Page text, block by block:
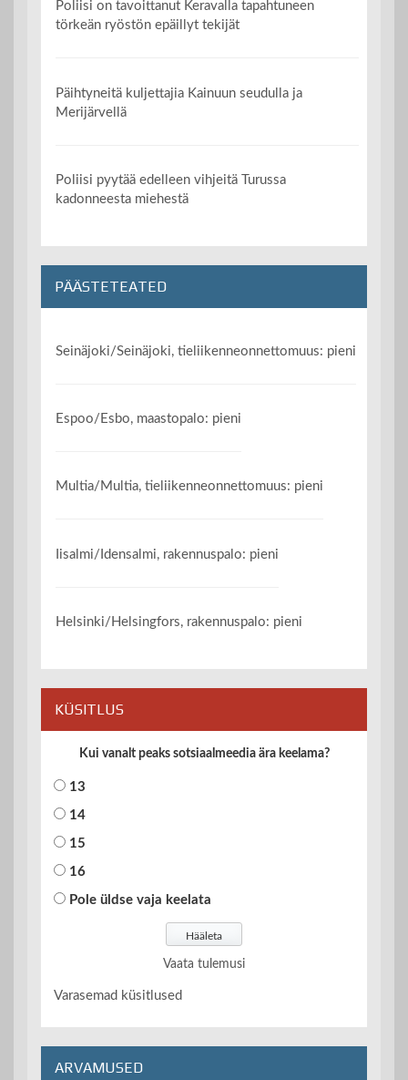
Poliisi on tavoittanut Keravalla tapahtuneen
törkeän ryöstön epäillyt tekijät
Päihtyneitä kuljettajia Kainuun seudulla ja
Merijärvellä
Poliisi pyytää edelleen vihjeitä Turussa
kadonneesta miehestä
PÄÄSTETEATED
Seinäjoki/Seinäjoki, tieliikenneonnettomuus: pieni
Espoo/Esbo, maastopalo: pieni
Multia/Multia, tieliikenneonnettomuus: pieni
Iisalmi/Idensalmi, rakennuspalo: pieni
Helsinki/Helsingfors, rakennuspalo: pieni
KÜSITLUS
Kui vanalt peaks sotsiaalmeedia ära keelama?
13
14
15
16
Pole üldse vaja keelata
Vaata tulemusi
Varasemad küsitlused
ARVAMUSED